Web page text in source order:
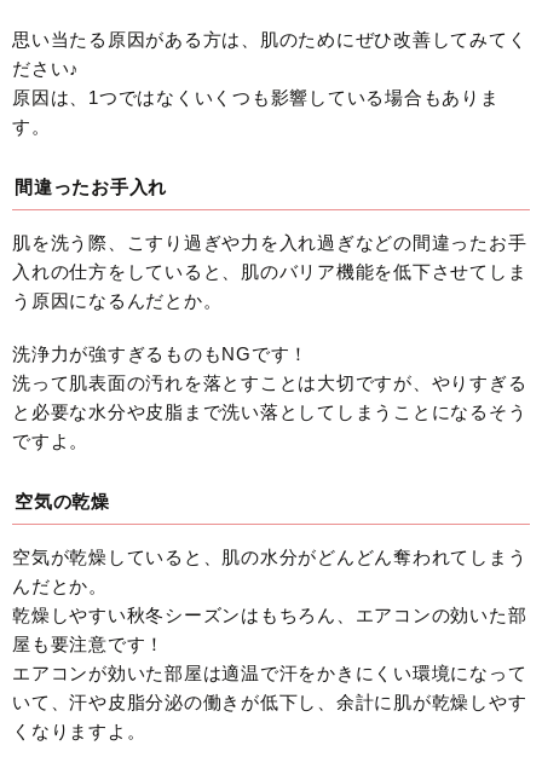
思い当たる原因がある方は、肌のためにぜひ改善してみてく
ださい♪
原因は、1つではなくいくつも影響している場合もありま
す。
間違ったお手入れ
肌を洗う際、こすり過ぎや力を入れ過ぎなどの間違ったお手
入れの仕方をしていると、肌のバリア機能を低下させてしま
う原因になるんだとか。
洗浄力が強すぎるものもNGです！
洗って肌表面の汚れを落とすことは大切ですが、やりすぎる
と必要な水分や皮脂まで洗い落としてしまうことになるそう
ですよ。
空気の乾燥
空気が乾燥していると、肌の水分がどんどん奪われてしまう
んだとか。
乾燥しやすい秋冬シーズンはもちろん、エアコンの効いた部
屋も要注意です！
エアコンが効いた部屋は適温で汗をかきにくい環境になって
いて、汗や皮脂分泌の働きが低下し、余計に肌が乾燥しやす
くなりますよ。